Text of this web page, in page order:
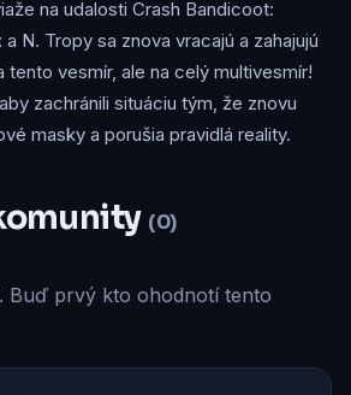
na udalosti Crash Bandicoot:
N. Tropy sa znova vracajú a zahajujú
tento vesmír, ale na celý multivesmír!
zachránili situáciu tým, že znovu
masky a porušia pravidlá reality.
(0)
Buď prvý kto ohodnotí tento